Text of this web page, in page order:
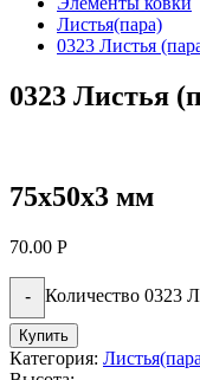
Листья(пара)
0323 Листья
0323 Листья
75х50х3 мм
70.00 Р
- Количество 0323
Купить
Категория: